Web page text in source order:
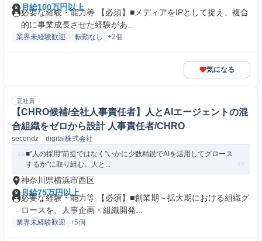
月給100万円以上
必要な経験・能力等 【必須】■メディアをIPとして捉え、複合
的に事業成長させた経験があ...
業界未経験歓迎 転勤なし +2個
気になる
正社員
【CHRO候補/全社人事責任者】人とAIエージェントの混
合組織をゼロから設計 人事責任者/CHRO
secondz digital株式会社
■"人の採用"前提ではなく"いかに少数精鋭でAIを活用してグロース
するか"に取り組む。人と...
神奈川県横浜市西区
月給75万円以上
必要な経験・能力等 【必須】■創業期～拡大期における組織グ
ロースを、人事企画・組織開発...
業界未経験歓迎 +5個